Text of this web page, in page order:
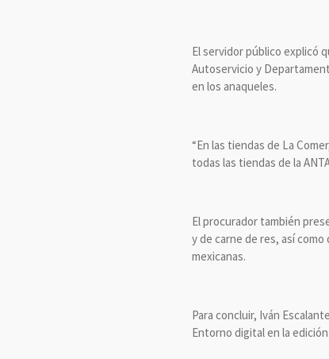
El servidor público explicó
Autoservicio y
en los anaqueles.
“En las tiendas de La
todas las tiendas de la
El procurador también
y de carne de res, así
mexicanas.
Para concluir, Iván
Entorno digital en la